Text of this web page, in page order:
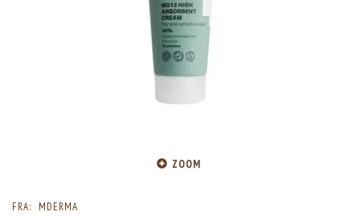
ZOOM
FRA: MDERMA